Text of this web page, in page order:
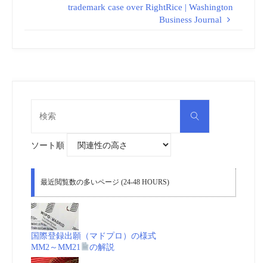
trademark case over RightRice | Washington
Business Journal
検
ソート順
最近閲覧数の多いページ (24-48 HOURS)
国際登録出願（マドプロ）の様式
MM2～MM21
の解説